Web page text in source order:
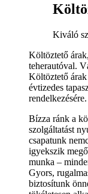
Kiváló
Költöztető
teherautóval.
Költöztető
évtizedes
rendelkezésére.
Bízza ránk a
szolgáltatást
csapatunk
igyekszik
munka –
Gyors,
biztosítunk